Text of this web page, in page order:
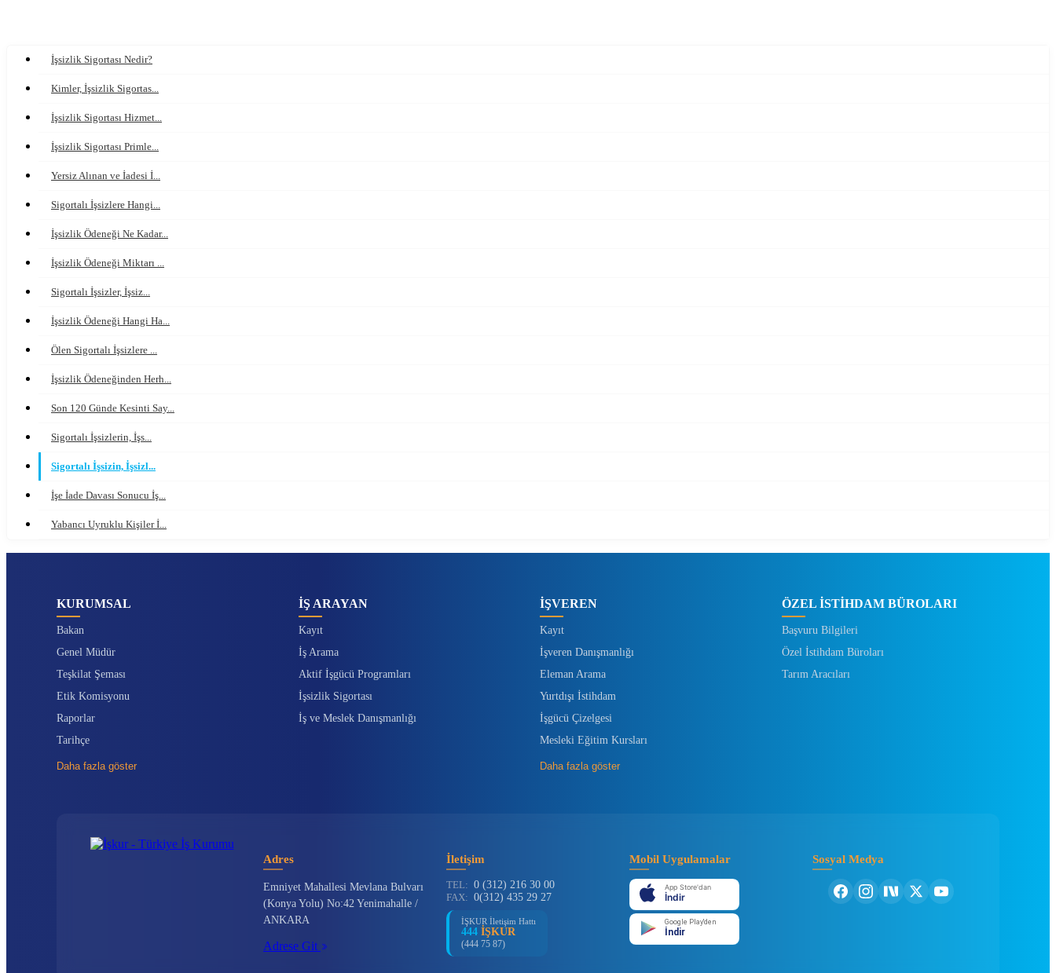
İşsizlik Sigortası Nedir?
Kimler, İşsizlik Sigortas...
İşsizlik Sigortası Hizmet...
İşsizlik Sigortası Primle...
Yersiz Alınan ve İadesi İ...
Sigortalı İşsizlere Hangi...
İşsizlik Ödeneği Ne Kadar...
İşsizlik Ödeneği Miktarı ...
Sigortalı İşsizler, İşsiz...
İşsizlik Ödeneği Hangi Ha...
Ölen Sigortalı İşsizlere ...
İşsizlik Ödeneğinden Herh...
Son 120 Günde Kesinti Say...
Sigortalı İşsizlerin, İşs...
Sigortalı İşsizin, İşsizl...
İşe İade Davası Sonucu İş...
Yabancı Uyruklu Kişiler İ...
KURUMSAL
Bakan
Genel Müdür
Teşkilat Şeması
Etik Komisyonu
Raporlar
Tarihçe
Daha fazla göster
İŞ ARAYAN
Kayıt
İş Arama
Aktif İşgücü Programları
İşsizlik Sigortası
İş ve Meslek Danışmanlığı
İŞVEREN
Kayıt
İşveren Danışmanlığı
Eleman Arama
Yurtdışı İstihdam
İşgücü Çizelgesi
Mesleki Eğitim Kursları
Daha fazla göster
ÖZEL İSTİHDAM BÜROLARI
Başvuru Bilgileri
Özel İstihdam Büroları
Tarım Aracıları
Adres
Emniyet Mahallesi Mevlana Bulvarı
(Konya Yolu) No:42 Yenimahalle /
ANKARA
Adrese Git
İletişim
TEL: 0 (312) 216 30 00
FAX: 0(312) 435 29 27
İŞKUR İletişim Hattı
444 İŞKUR
(444 75 87)
Mobil Uygulamalar
App Store'dan
İndir
Google Play'den
İndir
Sosyal Medya